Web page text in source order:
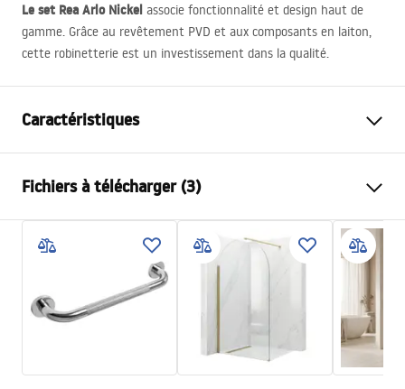
Le set Rea Arlo Nickel associe fonctionnalité et design haut de
gamme. Grâce au revêtement PVD et aux composants en laiton,
cette robinetterie est un investissement dans la qualité.
Caractéristiques
Matériel
Type de robinet
Mitigeur
Méthode de montage
En surface
Réglage de la hauteur
Hauteur min.
mm
Fichiers à télécharger (3)
Informacije o bezbednosti
Safety_Information_Shower_set.pdf
Conditions de garantie
Warranty_Terms_and_Conditions_Faucets_-_5.pdf